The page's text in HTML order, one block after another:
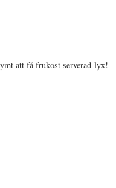
att få frukost serverad-lyx!